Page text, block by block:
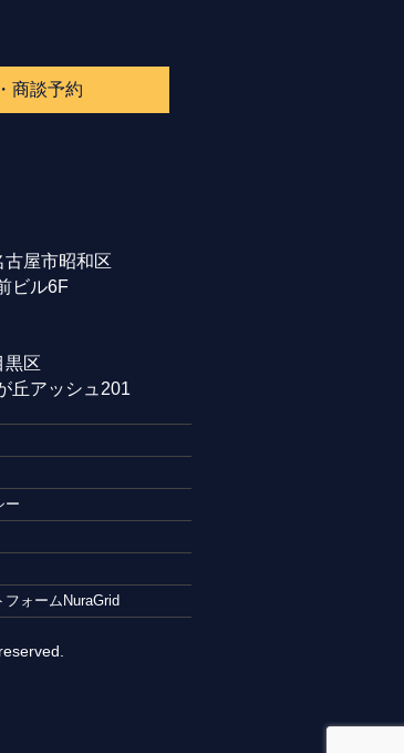
商談予約
古屋市昭和区
ビル6F
黒区
丘アッシュ201
ー
フォームNuraGrid